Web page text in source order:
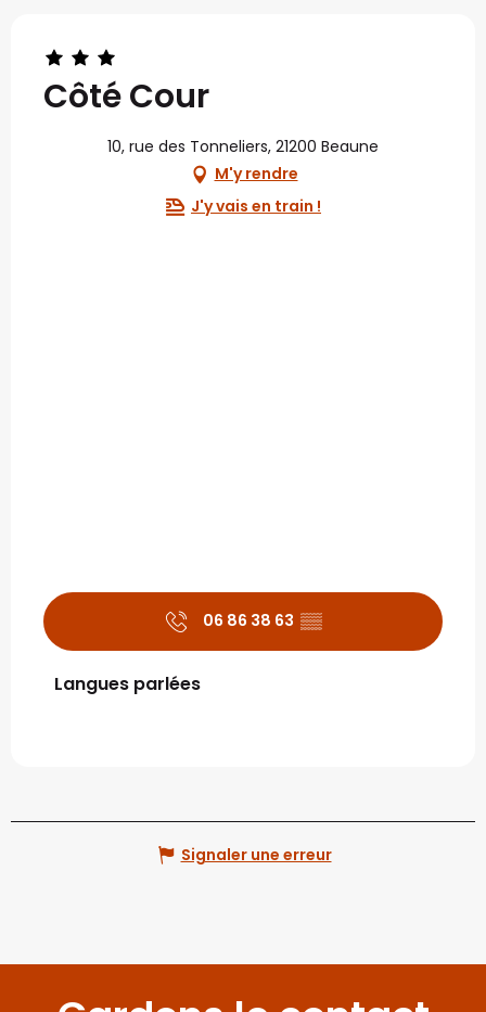
Côté Cour
10, rue des Tonneliers, 21200 Beaune
M'y rendre
J'y vais en train !
06 86 38 63 ▒▒
Langues parlées
Langues parlées
Signaler une erreur